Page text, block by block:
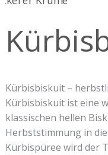
Kürbisbiskuit –
Kürbisbiskuit ist eine
klassischen hellen
Herbststimmung in
Kürbispüree wird der